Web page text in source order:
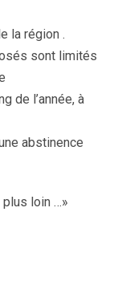
la région .
sont limités
de l’année, à
abstinence
plus loin …»